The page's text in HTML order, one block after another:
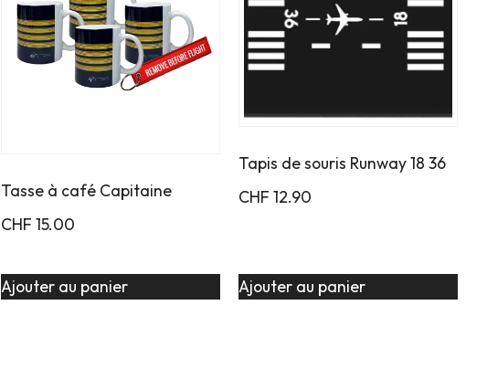
Tasse à café Capitaine
CHF 15.00
Ajouter au panier
Tapis de souris Runway 18 36
CHF 12.90
Ajouter au panier